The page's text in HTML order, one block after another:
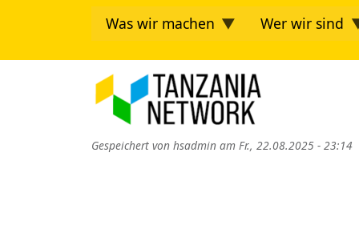
Was wir machen Wer wir sind
Gespeichert von hsadmin am Fr., 22.08.2025 - 23:14